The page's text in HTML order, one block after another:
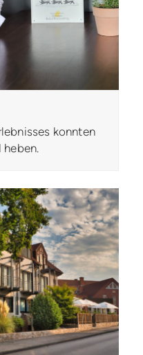
konnten